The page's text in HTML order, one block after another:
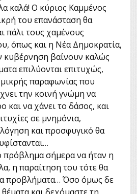
καλά! Ο κύριος Καμμένος
του επανάσταση θα
πάλι τους χαμένους
όπως και η Νέα Δημοκρατία,
κυβέρνηση βαίνουν καλώς
επιλύονται επιτυχώς,
παραφωνίας που
την κοινή γνώμη να
και να χάνει το δάσος, και
σε μνημόνια,
και προσφυγικό θα
πρόβλημα σήμερα να ήταν η
η παραίτηση του τότε θα
προβλήματα… Όσο όμως δε